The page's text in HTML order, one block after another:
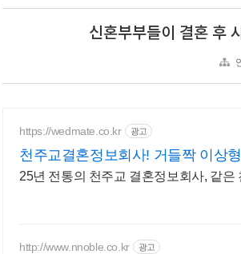
신혼부부들이 결혼 후
https://wedmate.co.kr 광고
천주교결혼정보회사! 거들짝 이상
25년 전통의 천주교 결혼정보회사, 같
http://www.nnoble.co.kr 광고